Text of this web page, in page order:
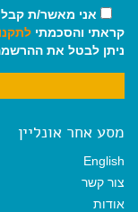
אני מאשר/ת קבלת
קראתי והסכמתי
ניתן לבטל את
מסע אחר אונליין
English
צור קשר
אודות